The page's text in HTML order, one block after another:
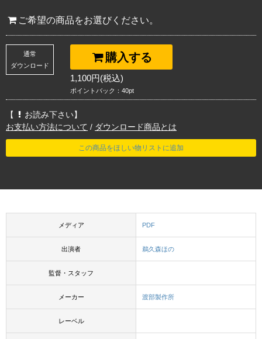
ご希望の商品をお選びください。
購入する
通常
ダウンロード
1,100円(税込)
ポイントバック：40pt
【
お読み下さい】
お支払い方法について / ダウンロード商品とは
この商品をほしい物リストに追加
メディア PDF
出演者 鵜久森ほの
監督・スタッフ
メーカー 渡部製作所
レーベル